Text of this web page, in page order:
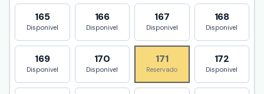
165
Disponivel
166
Disponivel
167
Disponivel
168
Disponivel
169
Disponivel
170
Disponivel
171
Reservado
172
Disponivel